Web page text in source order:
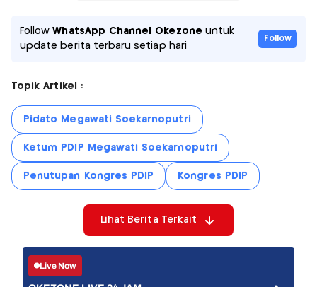
FollowWhatsApp Channel Okezone untuk
update berita terbaru setiap hari
Follow
Topik Artikel :
Pidato Megawati Soekarnoputri
Ketum PDIP Megawati Soekarnoputri
Penutupan Kongres PDIP Kongres PDIP
Lihat Berita Terkait
Live Now